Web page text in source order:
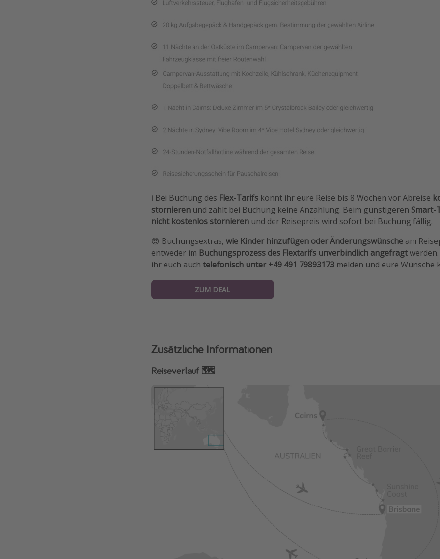
ℹ️ Bei Buchung des Flex-Tarifs könnt ihr eure Reise bis 8 Wochen vor Abreise
stornieren und zahlt bei Buchung keine Anzahlung. Beim günstigeren Smart-
nicht kostenlos stornieren und der Reisepreis wird sofort bei Buchung fällig.
😎 Buchungsextras, wie Kinder hinzufügen oder Änderungswünsche am
entweder im Buchungsprozess des Flextarifs unverbindlich angefragt
ihr euch auch telefonisch unter +49 491 79893173 melden und eure Wünsche
ZUM DEAL
Zusätzliche Informationen
Reiseverlauf 🗺